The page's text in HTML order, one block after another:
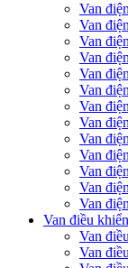
Van
Van
Van
Van
Van
Van
Van
Van
Van
Van
Van
Van
Van
Van điều khiển
Van
Van